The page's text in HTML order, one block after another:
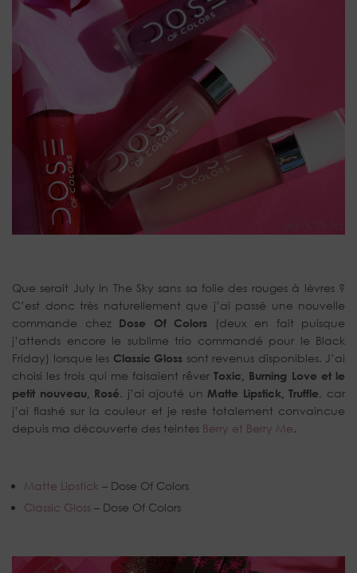
Que serait July In The Sky sans sa folie des rouges à lèvres ?
C’est donc très naturellement que j’ai passé une nouvelle
commande chez Dose Of Colors (deux en fait puisque
j’attends encore le sublime trio commandé pour le Black
Friday) lorsque les Classic Gloss sont revenus disponibles. J’ai
choisi les trois qui me faisaient rêverToxic, Burning Love et le
petit nouveau, Rosé. j’ai ajouté un Matte Lipstick, Truffle, car
j’ai flashé sur la couleur et je reste totalement convaincue
depuis ma découverte des teintes Berry et Berry Me.
Matte Lipstick – Dose Of Colors
Classic Gloss – Dose Of Colors